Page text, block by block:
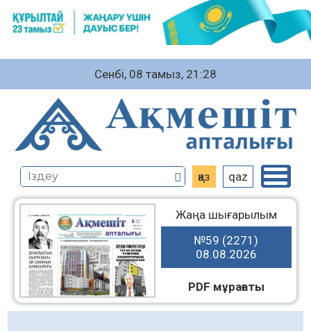
Сенбі, 08 тамыз, 21:28
қаз qaz
Жаңа шығарылым
№59 (2271)
08.08.2026
PDF мұрағаты